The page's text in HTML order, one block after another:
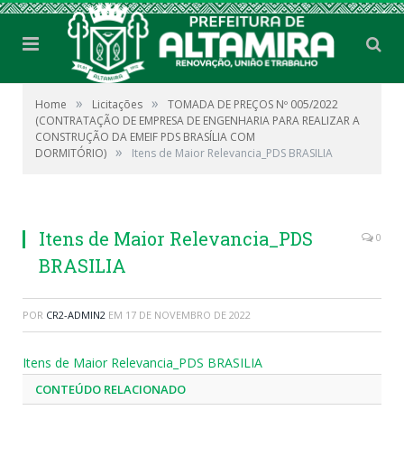
Home » Licitações »
TOMADA DE PREÇOS Nº 005/2022
(CONTRATAÇÃO DE EMPRESA DE ENGENHARIA PARA REALIZAR A
CONSTRUÇÃO DA EMEIF PDS BRASÍLIA COM
DORMITÓRIO) » Itens de Maior Relevancia_PDS BRASILIA
Itens de Maior Relevancia_PDS
BRASILIA
0
POR CR2-ADMIN2 EM 17 DE NOVEMBRO DE 2022
Itens de Maior Relevancia_PDS BRASILIA
CONTEÚDO RELACIONADO